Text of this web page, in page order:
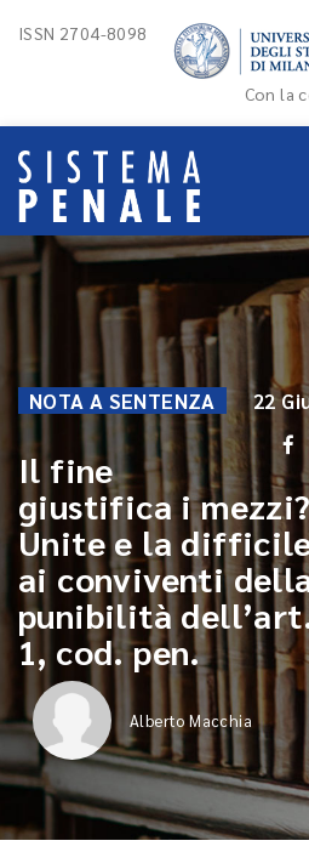
ISSN 2704-8098
Con la
NOTA A SENTENZA 22
Il fine
giustifica i
Unite e la
ai conviventi
punibilità
1, cod. pen.
Alberto Macchia